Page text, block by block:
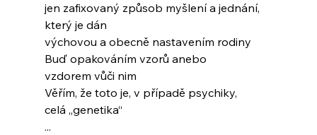
jen zafixovaný způsob myšlení a jednání,
který je dán
výchovou a obecně nastavením rodiny
Buď opakováním vzorů anebo
vzdorem vůči nim
Věřím, že toto je, v případě psychiky,
celá „genetika“
...